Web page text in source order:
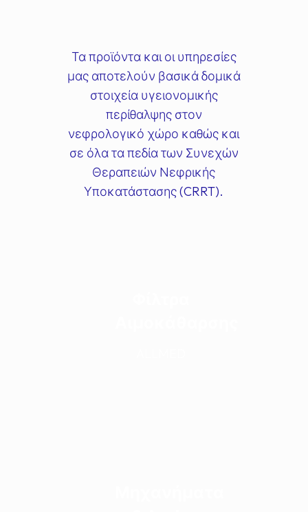
Τα προϊόντα και οι υπηρεσίες
μας αποτελούν βασικά δομικά
στοιχεία υγειονομικής
περίθαλψης στον
νεφρολογικό χώρο καθώς και
σε όλα τα πεδία των Συνεχών
Θεραπειών Νεφρικής
Υποκατάστασης (CRRT).